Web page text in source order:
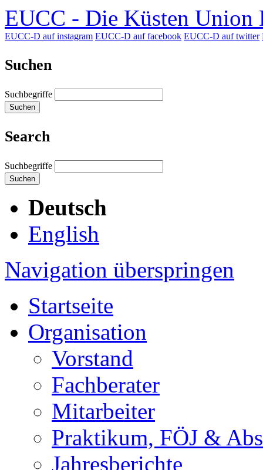
EUCC - Die Küsten Union
EUCC-D auf instagram EUCC-D auf facebook EUCC-D auf twitter
Suchen
Suchbegriffe
Suchen
Search
Suchbegriffe
Suchen
Deutsch
English
Navigation überspringen
Startseite
Organisation
Vorstand
Fachberater
Mitarbeiter
Praktikum, FÖJ &
Jahresberichte